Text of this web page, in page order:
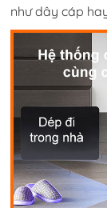
như dây cáp